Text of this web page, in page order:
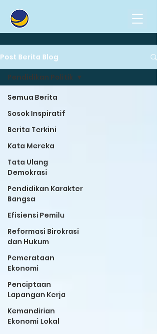
Post Berita Blog
Semua Berita
Sosok Inspiratif
Berita Terkini
Kata Mereka
Tata Ulang
Demokrasi
Pendidikan Karakter
Bangsa
Efisiensi Pemilu
Reformasi Birokrasi
dan Hukum
Pemerataan
Ekonomi
Penciptaan
Lapangan Kerja
Kemandirian
Ekonomi Lokal
Pendidikan Politik